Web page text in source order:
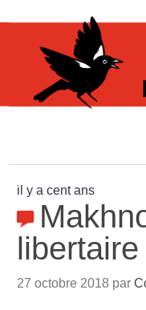
il y a cent ans
27 octobre 2018 par